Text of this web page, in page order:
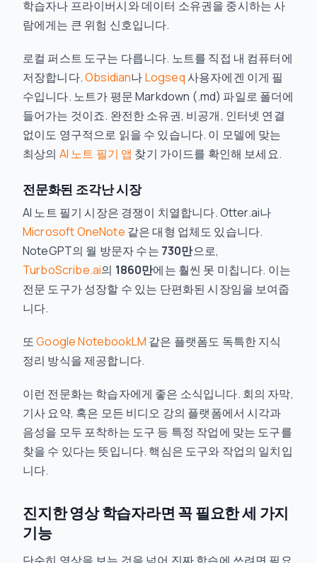
학습자나 프라이버시와 데이터 소유권을 중시하는 사
람에게는 큰 위험 신호입니다.
로컬 퍼스트 도구는 다릅니다. 노트를 직접 내 컴퓨터에
저장합니다.Obsidian나Logseq사용자에겐 이게 필
수입니다. 노트가 평문 Markdown (.md) 파일로 폴더에
들어가는 것이죠. 완전한 소유권, 비공개, 인터넷 연결
없이도 영구적으로 읽을 수 있습니다. 이 모델에 맞는
최상의 AI 노트 필기 앱 찾기 가이드를 확인해 보세요.
전문화된 조각난 시장
AI 노트 필기 시장은 경쟁이 치열합니다. Otter.ai나
Microsoft OneNote 같은 대형 업체도 있습니다.
NoteGPT의 월 방문자 수는 730만으로,
TurboScribe.ai의 1860만에는 훨씬 못 미칩니다. 이는
전문 도구가 성장할 수 있는 단편화된 시장임을 보여줍
니다.
또Google NotebookLM 같은 플랫폼도 독특한 지식
정리 방식을 제공합니다.
이런 전문화는 학습자에게 좋은 소식입니다. 회의 자막,
기사 요약, 혹은 모든 비디오 강의 플랫폼에서 시각과
음성을 모두 포착하는 도구 등 특정 작업에 맞는 도구를
찾을 수 있다는 뜻입니다. 핵심은 도구와 작업의 일치입
니다.
진지한 영상 학습자라면 꼭 필요한 세 가지
기능